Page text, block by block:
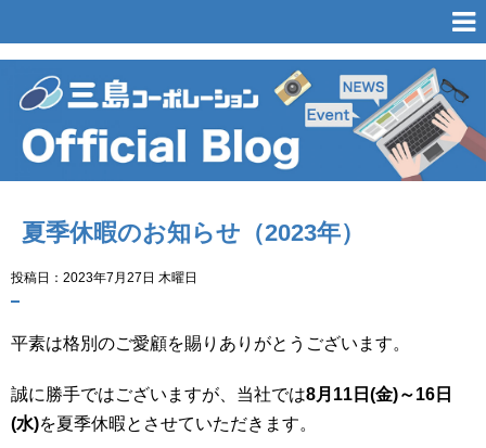
夏季休暇のお知らせ（2023年）
投稿日：2023年7月27日 木曜日
平素は格別のご愛顧を賜りありがとうございます。
誠に勝手ではございますが、当社では8月11日(金)～16日
(水)を夏季休暇とさせていただきます。